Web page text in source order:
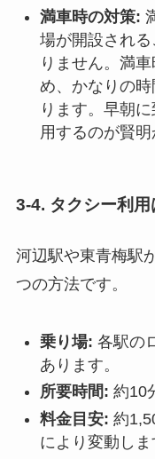
満車時の対策:
場が開設され
りません。満
め、かなりの
ります。早朝
用するのが賢明
3-4. タクシー利
河辺駅や東青梅駅
つの方法です。
乗り場: 各駅の
あります。
所要時間: 約10
料金目安: 約
により変動しま